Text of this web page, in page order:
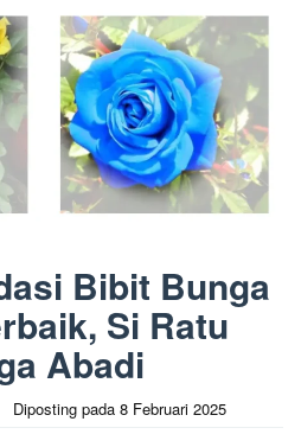
Bibit Bunga
Si Ratu
Abadi
Diposting pada 8 Februari 2025